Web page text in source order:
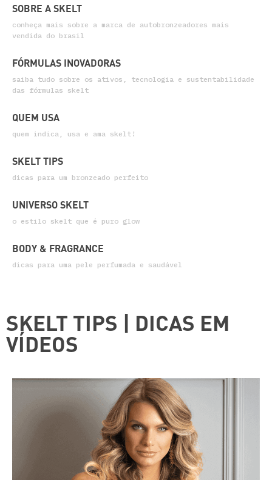
SOBRE A SKELT
conheça mais sobre a marca de autobronzeadores mais
vendida do brasil
FÓRMULAS INOVADORAS
saiba tudo sobre os ativos, tecnologia e sustentabilidade
das fórmulas skelt
QUEM USA
quem indica, usa e ama skelt!
SKELT TIPS
dicas para um bronzeado perfeito
UNIVERSO SKELT
o estilo skelt que é puro glow
BODY & FRAGRANCE
dicas para uma pele perfumada e saudável
SKELT TIPS | DICAS EM
VÍDEOS